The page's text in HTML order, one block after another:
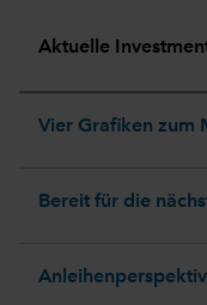
Aktuelle
Vier Grafiken zum
Bereit für die